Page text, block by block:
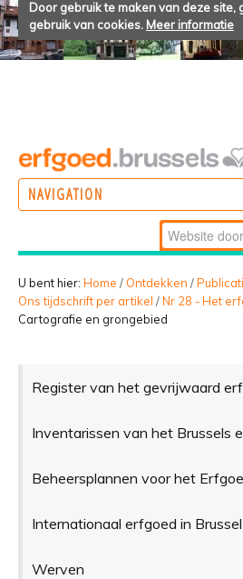
Door gebruik te maken van deze site,
gebruik van cookies. Meer informatie
NAVIGATION
BELEVEN
Zoek
Geavanceerd
zoeken...
U bent hier: Home / Ontdekken /
Ons tijdschrift per artikel /Nr 28 - Het
Cartografie en grongebied
Register van het gevrijwaard
Inventarissen van het Brussels
Beheersplannen voor het
Internationaal erfgoed in Brussel
Werven